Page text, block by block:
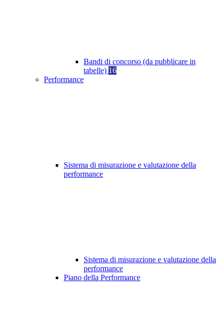
Bandi di concorso (da pubblicare in
tabelle) 16
Performance
Sistema di misurazione e valutazione della
performance
Sistema di misurazione e valutazione della
performance
Piano della Performance